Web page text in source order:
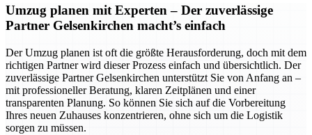
Umzug planen mit Experten – Der zuverlässige
Partner Gelsenkirchen macht’s einfach
Der Umzug planen ist oft die größte Herausforderung, doch mit dem
richtigen Partner wird dieser Prozess einfach und übersichtlich. Der
zuverlässige Partner Gelsenkirchen unterstützt Sie von Anfang an –
mit professioneller Beratung, klaren Zeitplänen und einer
transparenten Planung. So können Sie sich auf die Vorbereitung
Ihres neuen Zuhauses konzentrieren, ohne sich um die Logistik
sorgen zu müssen.